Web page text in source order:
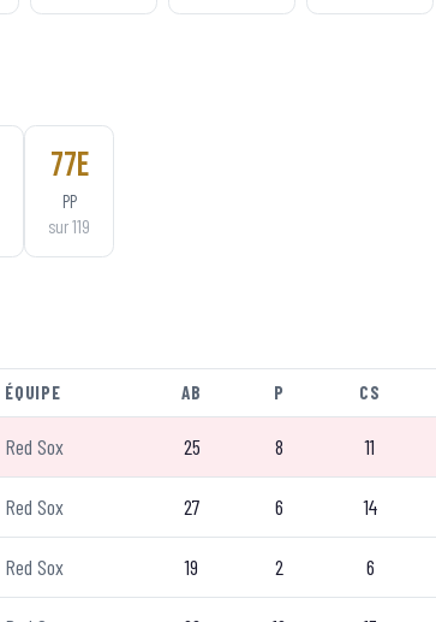
77e
PP
sur119
ÉQUIPE AB P CS
Red Sox 25 8 11
Red Sox 27 6 14
Red Sox 19 2 6